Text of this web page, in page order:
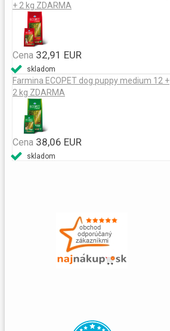
+ 2 kg ZDARMA
Cena 32,91 EUR
skladom
Farmina ECOPET dog puppy medium 12 +
2 kg ZDARMA
Cena 38,06 EUR
skladom